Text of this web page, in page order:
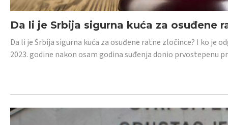
Da li je Srbija sigurna kuća za osuđene
Da li je Srbija sigurna kuća za osuđene ratne zločince? I ko je
2023. godine nakon osam godina suđenja donio prvostepenu